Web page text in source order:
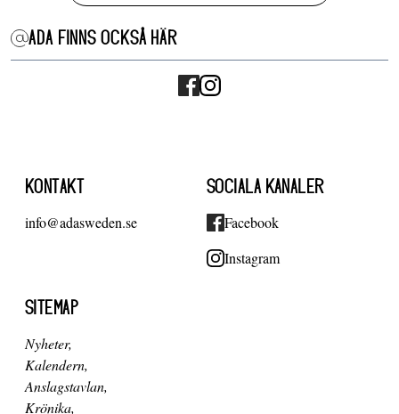
ADA FINNS OCKSÅ HÄR
KONTAKT
info@adasweden.se
SOCIALA KANALER
Facebook
Instagram
SITEMAP
Nyheter
Kalendern
Anslagstavlan
Krönika